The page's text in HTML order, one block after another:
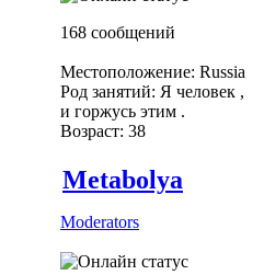
168 сообщений
Местоположение: Russia
Род занятий: Я человек ,
и горжусь этим .
Возраст: 38
Metabolya
Moderators